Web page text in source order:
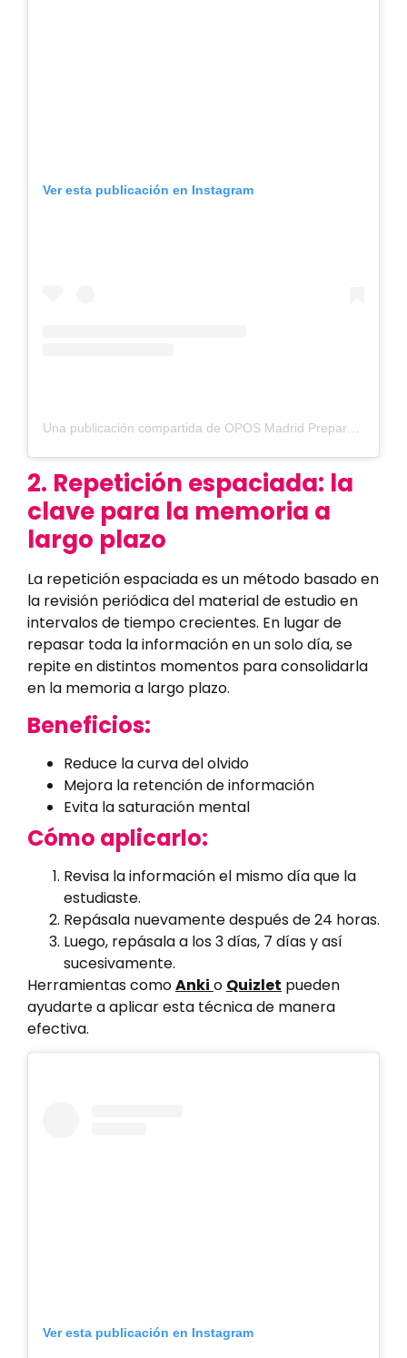
Ver esta publicación en Instagram
2. Repetición espaciada: la
clave para la memoria a
largo plazo
La repetición espaciada es un método basado en
la revisión periódica del material de estudio en
intervalos de tiempo crecientes. En lugar de
repasar toda la información en un solo día, se
repite en distintos momentos para consolidarla
en la memoria a largo plazo.
Beneficios:
Reduce la curva del olvido
Mejora la retención de información
Evita la saturación mental
Cómo aplicarlo:
Revisa la información el mismo día que la
estudiaste.
Repásala nuevamente después de 24 horas.
Luego, repásala a los 3 días, 7 días y así
sucesivamente.
Herramientas comoAnki o Quizlet pueden
ayudarte a aplicar esta técnica de manera
efectiva.
Ver esta publicación en Instagram